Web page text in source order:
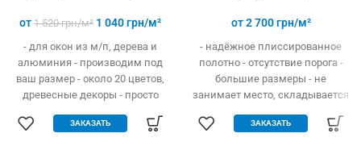
от 1 520грн/м² 1 040грн/м²
- для окон из м/п, дерева и
алюминия - производим под
ваш размер - около 20 цветов,
древесные декоры - просто
одевается и снимается -
ЗАКАЗАТЬ
от 2 700грн/м²
- надёжное плиссированное
полотно - отсутствие порога -
большие размеры - не
занимает место, складывается
и в бок - высокая прочность и
ЗАКАЗАТЬ